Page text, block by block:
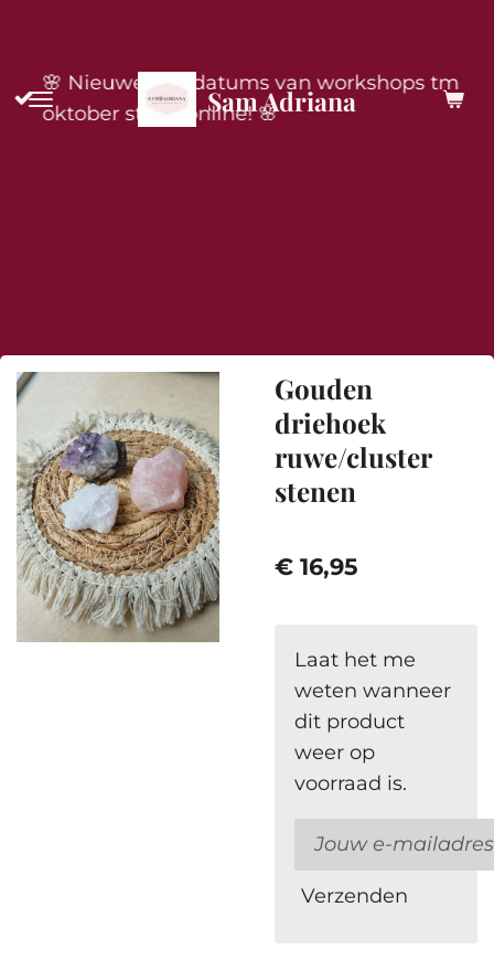
naar
Sam Adriana
🌸 Nieuwe live-datums van workshops tm
oktober staan online! 🌸
Gouden
driehoek
ruwe/cluster
stenen
€ 16,95
Laat het me
weten wanneer
dit product
weer op
voorraad is.
Verzenden